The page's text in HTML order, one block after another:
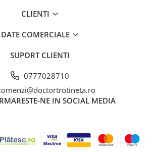
CLIENTI
DATE COMERCIALE
SUPORT CLIENTI
0777028710
NE IN SOCIAL MEDIA